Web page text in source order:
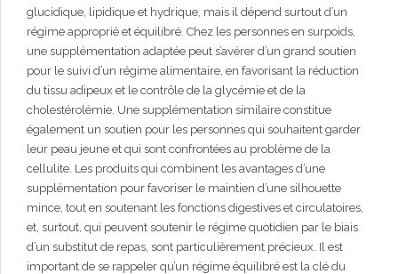
glucidique, lipidique et hydrique, mais il dépend surtout d’un
régime approprié et équilibré. Chez les personnes en surpoids,
une supplémentation adaptée peut s’avérer d’un grand soutien
pour le suivi d’un régime alimentaire, en favorisant la réduction
du tissu adipeux et le contrôle de la glycémie et de la
cholestérolémie. Une supplémentation similaire constitue
également un soutien pour les personnes qui souhaitent garder
leur peau jeune et qui sont confrontées au problème de la
cellulite. Les produits qui combinent les avantages d’une
supplémentation pour favoriser le maintien d’une silhouette
mince, tout en soutenant les fonctions digestives et circulatoires,
et, surtout, qui peuvent soutenir le régime quotidien par le biais
d’un substitut de repas, sont particulièrement précieux. Il est
important de se rappeler qu’un régime équilibré est la clé du